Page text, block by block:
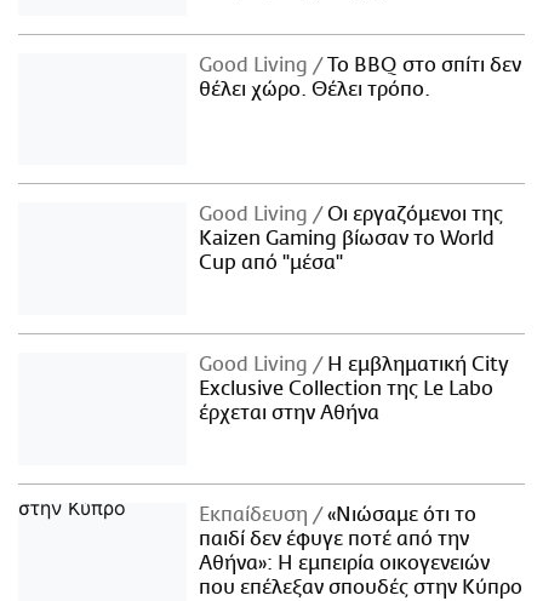
Good Living
Το BBQ στο σπίτι δεν
θέλει χώρο. Θέλει τρόπο.
Good Living
Οι εργαζόμενοι της
Kaizen Gaming βίωσαν το World
Cup από "μέσα"
Good Living
Η εμβληματική City
Exclusive Collection της Le Labo
έρχεται στην Αθήνα
Εκπαίδευση
«Νιώσαμε ότι το
παιδί δεν έφυγε ποτέ από την
Αθήνα»: Η εμπειρία οικογενειών
που επέλεξαν σπουδές στην Κύπρο